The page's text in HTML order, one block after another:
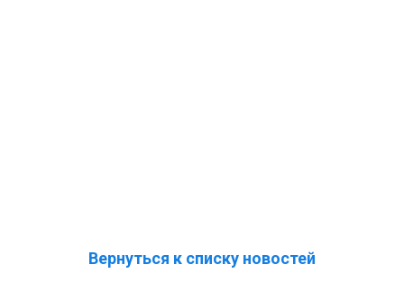
Вернуться к списку новостей